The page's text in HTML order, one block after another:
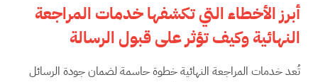
أبرز الأخطاء التي تكشفها خدمات المراجعة
النهائية وكيف تؤثر على قبول الرسالة
تُعد خدمات المراجعة النهائية خطوة حاسمة لضمان جودة الرسائل